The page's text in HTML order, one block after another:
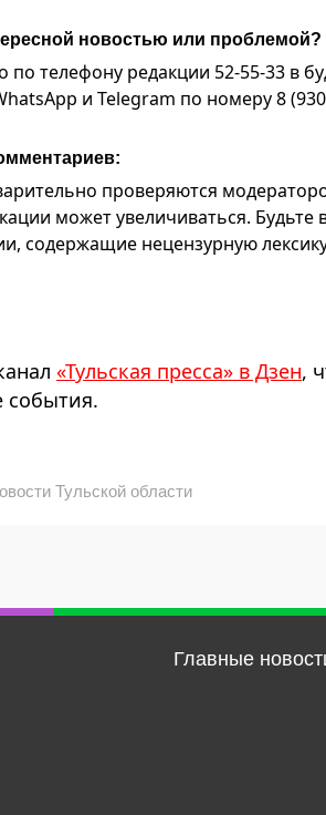
новостью или проблемой?
телефону редакции 52-55-33 в
и Telegram по номеру 8
проверяются
может увеличиваться.
содержащие нецензурную
«Тульская пресса» в Дзен,
события.
Тульской области
Главные